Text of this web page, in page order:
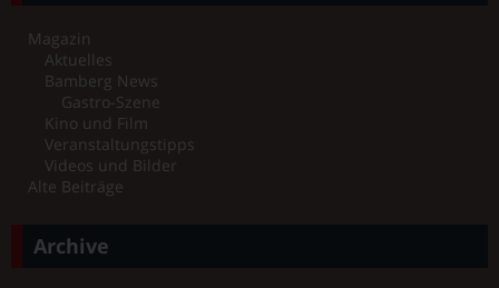
Magazin
Aktuelles
Bamberg News
Gastro-Szene
Kino und Film
Veranstaltungstipps
Videos und Bilder
Alte Beiträge
Archive